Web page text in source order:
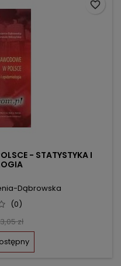
- STATYSTYKA I
Dąbrowska
(0)
zł
favorite_border